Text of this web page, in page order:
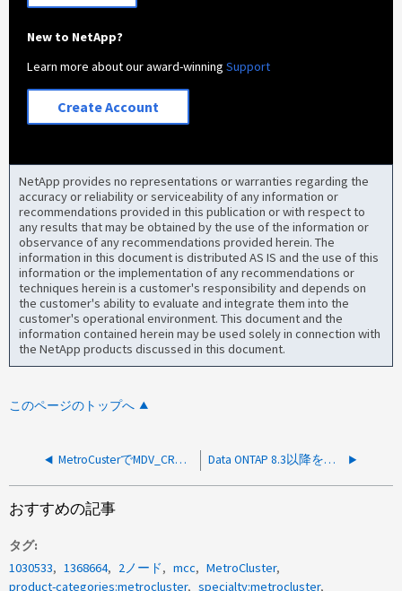
New to NetApp?
Learn more about our award-winningSupport
Create Account
NetApp provides no representations or warranties regarding the
accuracy or reliability or serviceability of any information or
recommendations provided in this publication or with respect to
any results that may be obtained by the use of the information or
observance of any recommendations provided herein. The
information in this document is distributed AS IS and the use of this
information or the implementation of any recommendations or
techniques herein is a customer's responsibility and depends on
the customer's ability to evaluate and integrate them into the
customer's operational environment. This document and the
information contained herein may be used solely in connection with
the NetApp products discussed in this document.
このページのトップへ
MetroCusterでMDV_CRSボリュームを移動してアグリゲートを削除する方法 Data ONTAP 8.3以降を実行するMetroCluster 全体の電源をオフにする方法
おすすめの記事
タグ
1030533
1368664 2ノード mcc
MetroCluster
product-categories:metrocluster
specialty:metrocluster